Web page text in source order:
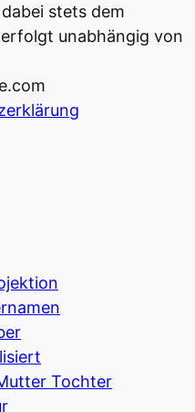
stets dem
unabhängig von
Tochter